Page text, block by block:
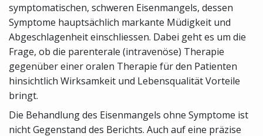
symptomatischen, schweren Eisenmangels, dessen
Symptome hauptsächlich markante Müdigkeit und
Abgeschlagenheit einschliessen. Dabei geht es um die
Frage, ob die parenterale (intravenöse) Therapie
gegenüber einer oralen Therapie für den Patienten
hinsichtlich Wirksamkeit und Lebensqualität Vorteile
bringt.
Die Behandlung des Eisenmangels ohne Symptome ist
nicht Gegenstand des Berichts. Auch auf eine präzise